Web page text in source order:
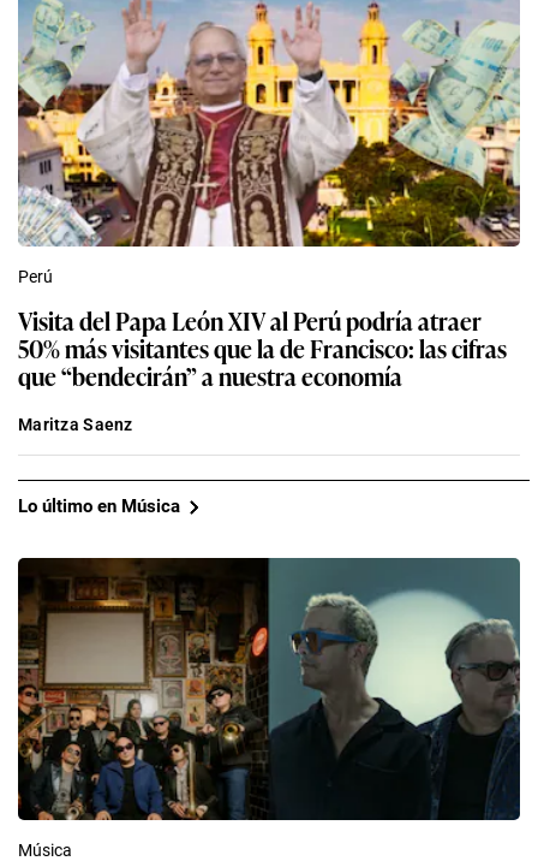
Perú
Visita del Papa León XIV al Perú podría atraer
50% más visitantes que la de Francisco: las cifras
que “bendecirán” a nuestra economía
Maritza Saenz
Lo último en Música
Música